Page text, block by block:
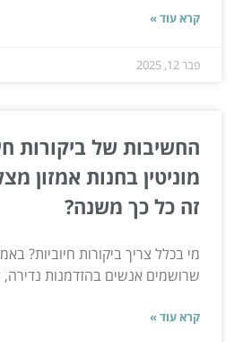
קרא עוד »
פבר 12, 2025
החשיבות של ביקורות
מוניטין בחנות אמזון
זה כל כך משנה?
מי בכלל צריך ביקורות חיוביות?
שרושמים אנשים בהזדמנות
קרא עוד »